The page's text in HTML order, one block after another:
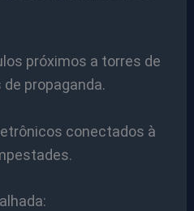
próximos a torres de
propaganda.
conectados à